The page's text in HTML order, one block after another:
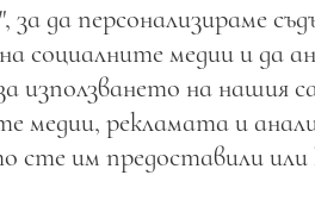
за да персонализираме
социалните медии и да
използването на нашия
медии, рекламата и
сте им предоставили